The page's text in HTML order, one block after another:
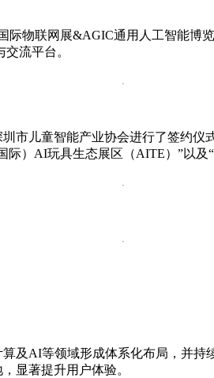
物联网展&AGIC通用人工智能博
流平台。
市儿童智能产业协会进行了签约
）AI玩具生态展区（AITE）”以及
及AI等领域形成体系化布局，并
显著提升用户体验。